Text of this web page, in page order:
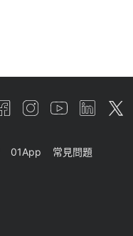
01App 常見問題